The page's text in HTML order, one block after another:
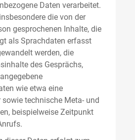
Daten verarbeitet.
die von der
gesprochenen Inhalte, die
als Sprachdaten erfasst
werden, die
des Gesprächs,
wie etwa eine
technische Meta- und
beispielweise Zeitpunkt